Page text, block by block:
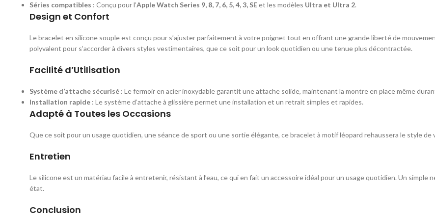
Séries compatibles : Conçu pour l’Apple Watch Series 9, 8, 7, 6, 5, 4, 3, SEet les modèles Ultra et Ultra 2.
Design et Confort
Le bracelet en silicone souple est conçu pour s’ajuster parfaitement à votre poignet tout en offrant une grande liberté de
polyvalent pour s’accorder à divers styles vestimentaires, que ce soit pour un look quotidien ou une tenue plus décontractée.
Facilité d’Utilisation
Système d’attache sécurisé : Le fermoir en acier inoxydable garantit une attache solide, maintenant la montre en place même
Installation rapide : Le système d’attache à glissière permet une installation et un retrait simples et rapides.
Adapté à Toutes les Occasions
Que ce soit pour un usage quotidien, une séance de sport ou une sortie élégante, ce bracelet à motif léopard rehaussera le style
Entretien
Le silicone est un matériau facile à entretenir, résistant à l’eau, ce qui en fait un accessoire idéal pour un usage quotidien. Un
état.
Conclusion